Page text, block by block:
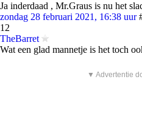
Ja inderdaad , Mr.Graus is nu het
zondag 28 februari 2021, 16:38 uur
12
TheBarret
Wat een glad mannetje is het toch
▼ Advertentie